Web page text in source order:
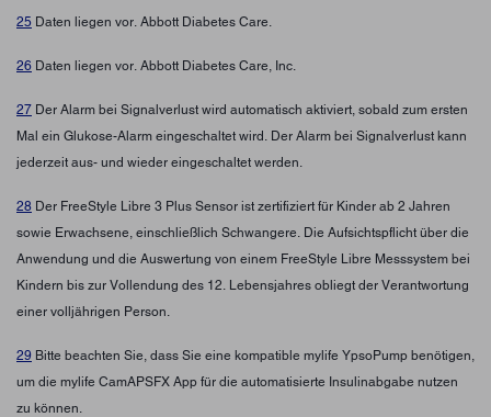
25 Daten liegen vor. Abbott Diabetes Care.
26 Daten liegen vor. Abbott Diabetes Care, Inc.
27 Der Alarm bei Signalverlust wird automatisch aktiviert, sobald zum ersten
Mal ein Glukose-Alarm eingeschaltet wird. Der Alarm bei Signalverlust kann
jederzeit aus- und wieder eingeschaltet werden.
28 Der FreeStyle Libre 3 Plus Sensor ist zertifiziert für Kinder ab 2 Jahren
sowie Erwachsene, einschließlich Schwangere. Die Aufsichtspflicht über die
Anwendung und die Auswertung von einem FreeStyle Libre Messsystem bei
Kindern bis zur Vollendung des 12. Lebensjahres obliegt der Verantwortung
einer volljährigen Person.
29 Bitte beachten Sie, dass Sie eine kompatible mylife YpsoPump benötigen,
um die mylife CamAPSFX App für die automatisierte Insulinabgabe nutzen
zu können.